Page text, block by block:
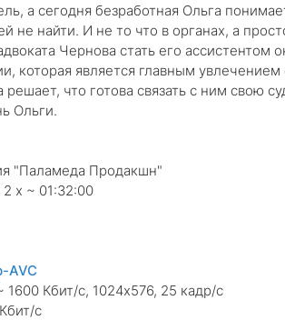
а сегодня безработная Ольга
не найти. И не то что в органах, а
Чернова стать его ассистентом
которая является главным
решает, что готова связать с ним свою
Ольги.
"Паламеда Продакшн"
2 х ~ 01:32:00
AVC
1600 Кбит/с, 1024x576, 25 кадр/с
с